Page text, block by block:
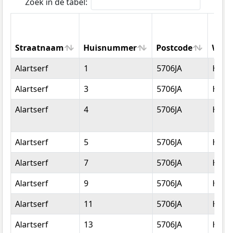
Straatnaam Huisnummer Postcode
Straatnaam
Huisnummer Postcode
Alartserf 1 5706JA
Alartserf
3 5706JA
Alartserf
4 5706JA
Alartserf 5 5706JA
Alartserf
7 5706JA
Alartserf
9 5706JA
Alartserf
11 5706JA
Alartserf
13 5706JA